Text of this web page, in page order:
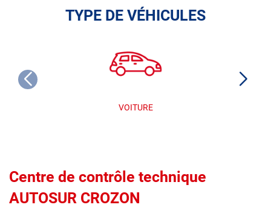
TYPE DE VÉHICULES
VOITURE
Centre de contrôle technique
AUTOSUR CROZON